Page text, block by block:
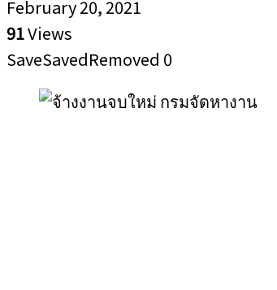
February 20, 2021
91Views
SaveSavedRemoved 0